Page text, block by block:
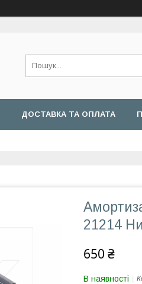
ДОСТАВКА ТА ОПЛАТА
21214
650 ₴
В наявності